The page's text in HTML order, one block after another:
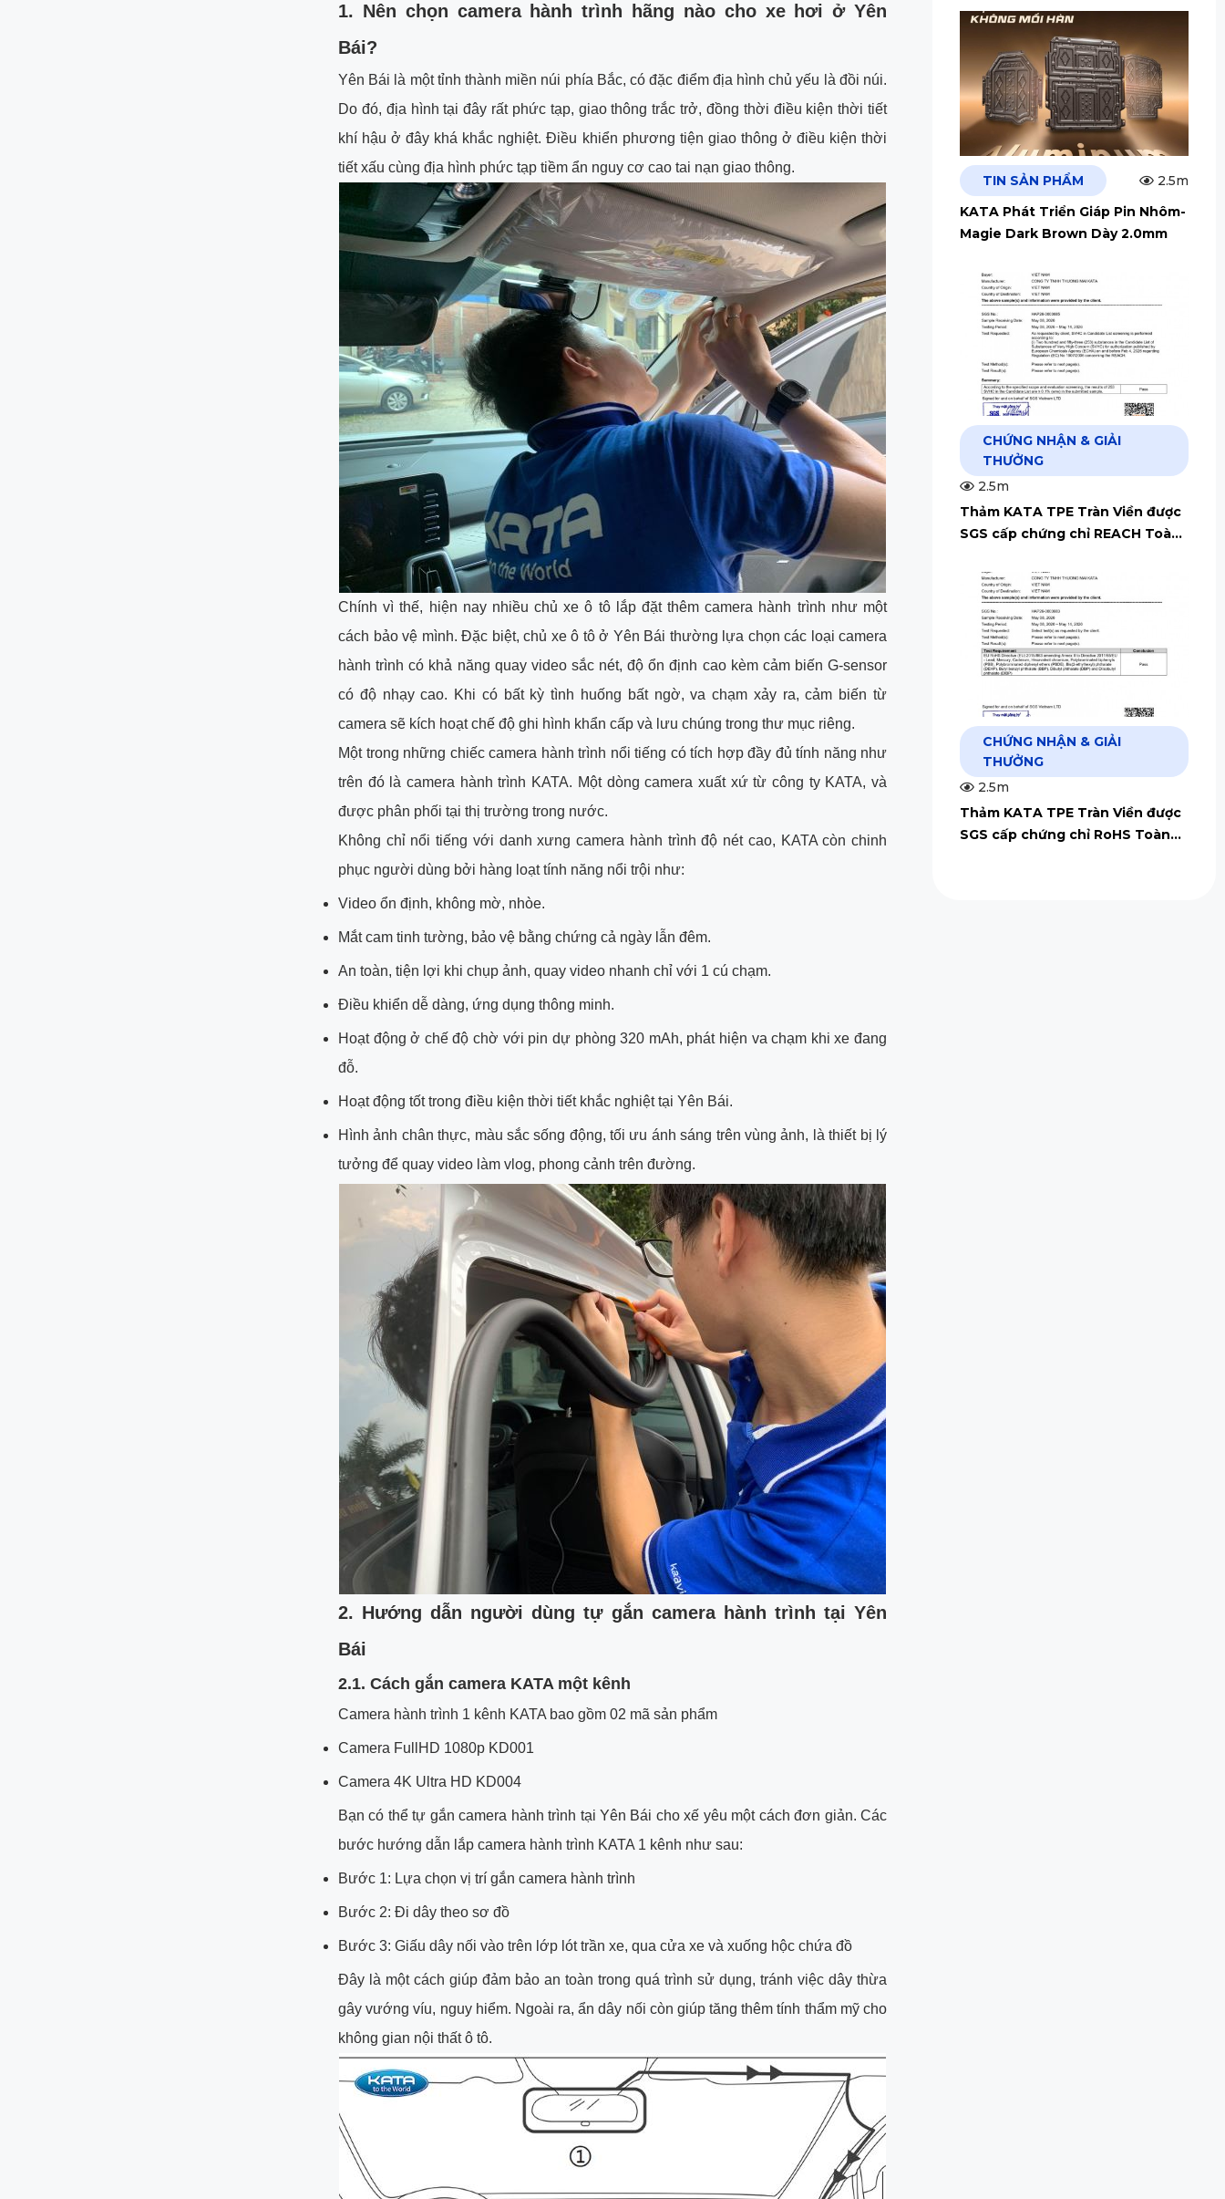
1. Nên chọn camera hành trình hãng nào cho xe hơi ở Yên
Bái?
Yên Bái là một tỉnh thành miền núi phía Bắc, có đặc điểm địa hình chủ yếu là đồi núi.
Do đó, địa hình tại đây rất phức tạp, giao thông trắc trở, đồng thời điều kiện thời tiết
khí hậu ở đây khá khắc nghiệt. Điều khiển phương tiện giao thông ở điều kiện thời
tiết xấu cùng địa hình phức tạp tiềm ẩn nguy cơ cao tai nạn giao thông.
Chính vì thế, hiện nay nhiều chủ xe ô tô lắp đặt thêm camera hành trình như một
cách bảo vệ mình. Đặc biệt, chủ xe ô tô ở Yên Bái thường lựa chọn các loại camera
hành trình có khả năng quay video sắc nét, độ ổn định cao kèm cảm biến G-sensor
có độ nhạy cao. Khi có bất kỳ tình huống bất ngờ, va chạm xảy ra, cảm biến từ
camera sẽ kích hoạt chế độ ghi hình khẩn cấp và lưu chúng trong thư mục riêng.
Một trong những chiếc camera hành trình nổi tiếng có tích hợp đầy đủ tính năng như
trên đó là camera hành trình KATA. Một dòng camera xuất xứ từ công ty KATA, và
được phân phối tại thị trường trong nước.
Không chỉ nổi tiếng với danh xưng camera hành trình độ nét cao, KATA còn chinh
phục người dùng bởi hàng loạt tính năng nổi trội như:
Video ổn định, không mờ, nhòe.
Mắt cam tinh tường, bảo vệ bằng chứng cả ngày lẫn đêm.
An toàn, tiện lợi khi chụp ảnh, quay video nhanh chỉ với 1 cú chạm.
Điều khiển dễ dàng, ứng dụng thông minh.
Hoạt động ở chế độ chờ với pin dự phòng 320 mAh, phát hiện va chạm khi xe đang
đỗ.
Hoạt động tốt trong điều kiện thời tiết khắc nghiệt tại Yên Bái.
Hình ảnh chân thực, màu sắc sống động, tối ưu ánh sáng trên vùng ảnh, là thiết bị lý
tưởng để quay video làm vlog, phong cảnh trên đường.
2. Hướng dẫn người dùng tự gắn camera hành trình tại Yên
Bái
2.1. Cách gắn camera KATA một kênh
Camera hành trình 1 kênh KATA bao gồm 02 mã sản phẩm
Camera FullHD 1080p KD001
Camera 4K Ultra HD KD004
Bạn có thể tự gắn camera hành trình tại Yên Bái cho xế yêu một cách đơn giản. Các
bước hướng dẫn lắp camera hành trình KATA 1 kênh như sau:
Bước 1: Lựa chọn vị trí gắn camera hành trình
Bước 2: Đi dây theo sơ đồ
Bước 3: Giấu dây nối vào trên lớp lót trần xe, qua cửa xe và xuống hộc chứa đồ
Đây là một cách giúp đảm bảo an toàn trong quá trình sử dụng, tránh việc dây thừa
gây vướng víu, nguy hiểm. Ngoài ra, ẩn dây nối còn giúp tăng thêm tính thẩm mỹ cho
không gian nội thất ô tô.
TIN SẢN PHẨM
2.5m
KATA Phát Triển Giáp Pin Nhôm-
Magie Dark Brown Dày 2.0mm
CHỨNG NHẬN & GIẢI
THƯỞNG
2.5m
Thảm KATA TPE Tràn Viền được
SGS cấp chứng chỉ REACH Toàn
CHỨNG NHẬN & GIẢI
THƯỞNG
2.5m
Thảm KATA TPE Tràn Viền được
SGS cấp chứng chỉ RoHS Toàn